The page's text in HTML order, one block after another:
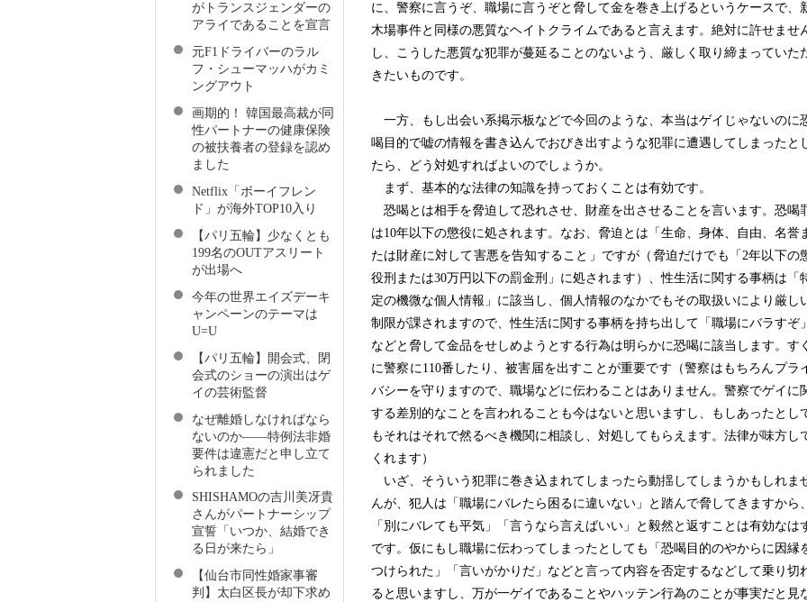
に、警察に言うぞ、職場に言うぞと脅して金を巻き上げるというケースで、
木場事件と同様の悪質なヘイトクライムであると言えます。絶対に許せませ
し、こうした悪質な犯罪が蔓延ることのないよう、厳しく取り締まっていた
きたいものです。
一方、もし出会い系掲示板などで今回のような、本当はゲイじゃないのに
喝目的で嘘の情報を書き込んでおびき出すような犯罪に遭遇してしまったと
たら、どう対処すればよいのでしょうか。
まず、基本的な法律の知識を持っておくことは有効です。
恐喝とは相手を脅迫して恐れさせ、財産を出させることを言います。恐喝
は10年以下の懲役に処されます。なお、脅迫とは「生命、身体、自由、名誉
たは財産に対して害悪を告知すること」ですが（脅迫だけでも「2年以下の
役刑または30万円以下の罰金刑」に処されます）、性生活に関する事柄は「
定の機微な個人情報」に該当し、個人情報のなかでもその取扱いにより厳し
制限が課されますので、性生活に関する事柄を持ち出して「職場にバラすぞ
などと脅して金品をせしめようとする行為は明らかに恐喝に該当します。す
に警察に110番したり、被害届を出すことが重要です（警察はもちろんプラ
バシーを守りますので、職場などに伝わることはありません。警察でゲイに
する差別的なことを言われることも今はないと思いますし、もしあったとし
もそれはそれで然るべき機関に相談し、対処してもらえます。法律が味方し
くれます）
いざ、そういう犯罪に巻き込まれてしまったら動揺してしまうかもしれま
んが、犯人は「職場にバレたら困るに違いない」と踏んで脅してきますから
「別にバレても平気」「言うなら言えばいい」と毅然と返すことは有効なは
です。仮にもし職場に伝わってしまったとしても「恐喝目的のやからに因縁
つけられた」「言いがかりだ」などと言って内容を否定するなどして乗り切
ると思いますし、万が一ゲイであることやハッテン行為のことが事実だと見
がトランスジェンダーの
アライであることを宣言
元F1ドライバーのラル
フ・シューマッハがカミ
ングアウト
画期的！ 韓国最高裁が同
性パートナーの健康保険
の被扶養者の登録を認め
ました
Netflix「ボーイフレン
ド」が海外TOP10入り
【パリ五輪】少なくとも
199名のOUTアスリート
が出場へ
今年の世界エイズデーキ
ャンペーンのテーマは
U=U
【パリ五輪】開会式、閉
会式のショーの演出はゲ
イの芸術監督
なぜ離婚しなければなら
ないのか――特例法非婚
要件は違憲だと申し立て
られました
SHISHAMOの吉川美冴貴
さんがパートナーシップ
宣誓「いつか、結婚でき
る日が来たら」
【仙台市同性婚家事審
判】太白区長が却下求め